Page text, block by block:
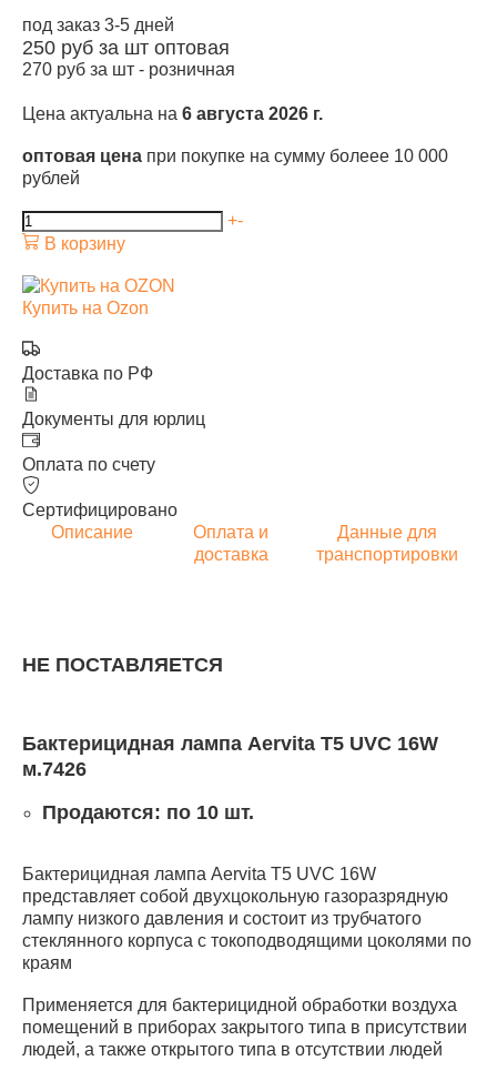
под заказ 3-5 дней
250 руб за шт оптовая
270 руб за шт - розничная
Цена актуальна на 6 августа 2026 г.
оптовая цена при покупке на сумму болеее 10 000
рублей
+-
В корзину
Купить на Ozon
Доставка по РФ
Документы для юрлиц
Оплата по счету
Сертифицировано
Описание
Оплата и
доставка
Данные для
транспортировки
НЕ ПОСТАВЛЯЕТСЯ
Бактерицидная лампа Aervita T5 UVC 16W
м.7426
Продаются: по 10 шт.
Бактерицидная лампа Aervita T5 UVC 16W
представляет собой двухцокольную газоразрядную
лампу низкого давления и состоит из трубчатого
стеклянного корпуса с токоподводящими цоколями по
краям
Применяется для бактерицидной обработки воздуха
помещений в приборах закрытого типа в присутствии
людей, а также открытого типа в отсутствии людей